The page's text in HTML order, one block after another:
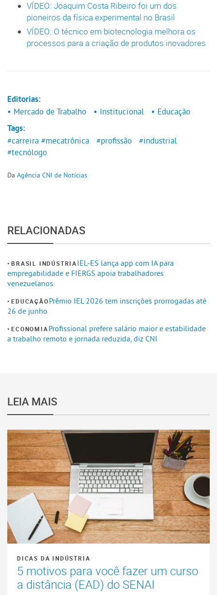
VÍDEO: Joaquim Costa Ribeiro foi um dos
pioneiros da física experimental no Brasil
VÍDEO: O técnico em biotecnologia melhora os
processos para a criação de produtos inovadores
Editorias:
• Mercado de Trabalho
• Institucional
• Educação
Tags:
#carreira #mecatrônica #profissão
#industrial
#tecnólogo
Da Agência CNI de Notícias
RELACIONADAS
BRASIL INDÚSTRIAIEL-ES lança app com IA para
empregabilidade e FIERGS apoia trabalhadores
venezuelanos
EDUCAÇÃOPrêmio IEL 2026 tem inscrições prorrogadas até
26 de junho
ECONOMIAProfissional prefere salário maior e estabilidade
a trabalho remoto e jornada reduzida, diz CNI
LEIA MAIS
DICAS DA INDÚSTRIA
5 motivos para você fazer um curso
a distância (EAD) do SENAI